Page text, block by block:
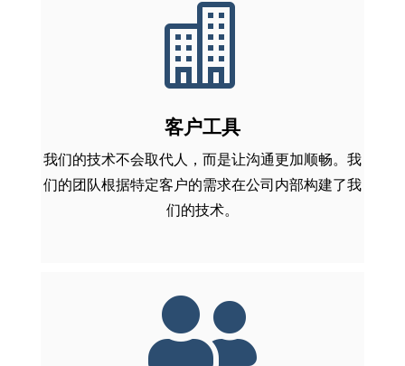

客户工具
我们的技术不会取代人，而是让沟通更加顺畅。我
们的团队根据特定客户的需求在公司内部构建了我
们的技术。
